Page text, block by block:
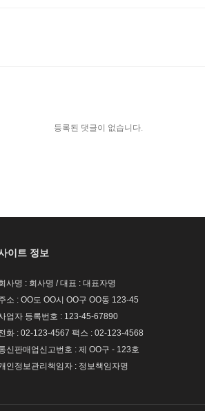
등록된 댓글이 없습니다.
이트 정보
사명 : 회사명 / 대표 : 대표자명
소 : OO도 OO시 OO구 OO동 123-45
업자 등록번호 : 123-45-67890
화 : 02-123-4567 팩스 : 02-123-4568
신판매업신고번호 : 제 OO구 - 123호
인정보관리책임자 : 정보책임자명